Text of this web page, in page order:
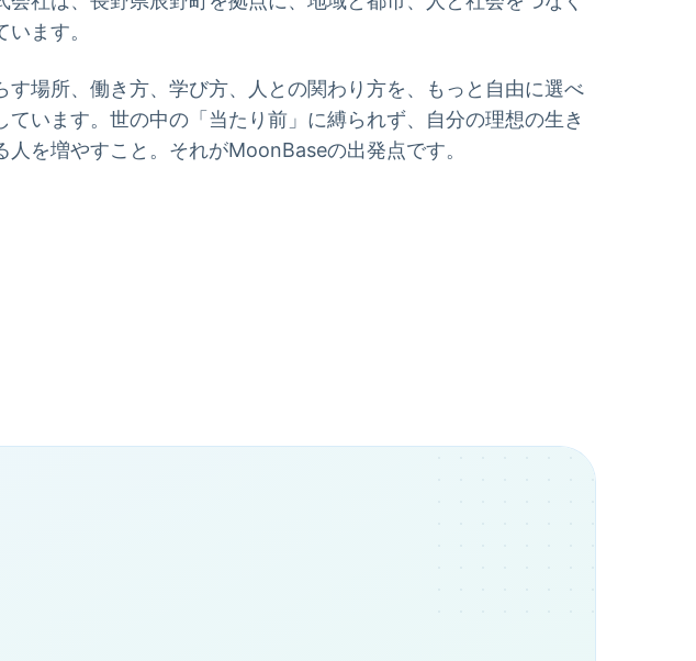
ます。
す場所、働き方、学び方、人との関わり方を、もっと自由に選べ
ています。世の中の「当たり前」に縛られず、自分の理想の生き
人を増やすこと。それがMoonBaseの出発点です。